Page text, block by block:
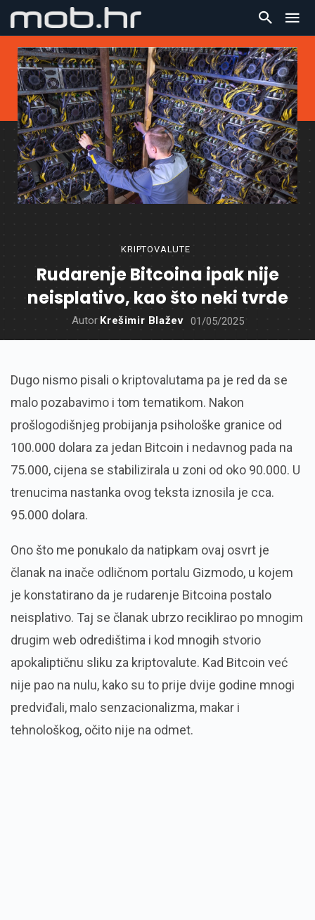
KRIPTOVALUTE
Rudarenje Bitcoina ipak nije
neisplativo, kao što neki tvrde
Autor Krešimir Blažev 01/05/2025
Dugo nismo pisali o kriptovalutama pa je red da se
malo pozabavimo i tom tematikom. Nakon
prošlogodišnjeg probijanja psihološke granice od
100.000 dolara za jedan Bitcoin i nedavnog pada na
75.000, cijena se stabilizirala u zoni od oko 90.000. U
trenucima nastanka ovog teksta iznosila je cca.
95.000 dolara.
Ono što me ponukalo da natipkam ovaj osvrt je
članak na inače odličnom portalu Gizmodo, u kojem
je konstatirano da je rudarenje Bitcoina postalo
neisplativo. Taj se članak ubrzo reciklirao po mnogim
drugim web odredištima i kod mnogih stvorio
apokaliptičnu sliku za kriptovalute. Kad Bitcoin već
nije pao na nulu, kako su to prije dvije godine mnogi
predviđali, malo senzacionalizma, makar i
tehnološkog, očito nije na odmet.